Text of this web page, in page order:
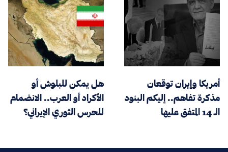
أمريكا وإيران توقعان
مذكرة تفاهم.. إليكم البنود
الـ 14 المتفق عليها
هل يمكن للبلوش أو
الأكراد أو العرب.. الانضمام
للحرس الثوري الإيراني؟